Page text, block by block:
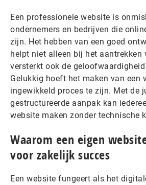
Een professionele website is
ondernemers en bedrijven die
zijn. Het hebben van een goed
helpt niet alleen bij het aantrekken
versterkt ook de
Gelukkig hoeft het maken van een
ingewikkeld proces te zijn. Met de
gestructureerde aanpak kan
website maken zonder technische
Waarom een eigen
voor zakelijk succes
Een website fungeert als het